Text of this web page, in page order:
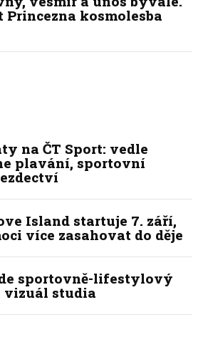
kosmolesba
na ČT Sport: vedle
plavání, sportovní
Island startuje 7. září,
více zasahovat do děje
sportovně-lifestylový
vizuál studia